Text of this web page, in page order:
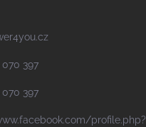
070 397
070 397
profile.php?